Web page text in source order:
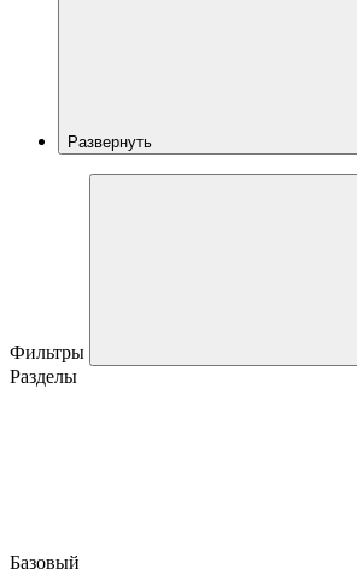
Развернуть
Фильтры
Разделы
Базовый